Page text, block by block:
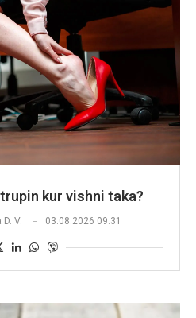
kur vishni taka?
D. V. 03.08.2026 09:31